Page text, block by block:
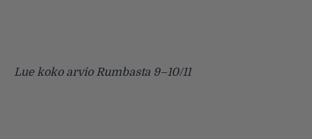
Lue koko arvio Rumbasta 9–10/11